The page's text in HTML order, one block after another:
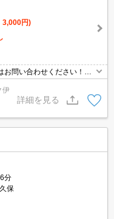
3,000円)
問い合わせください！オ
す。
伊
詳細を見る
分
保